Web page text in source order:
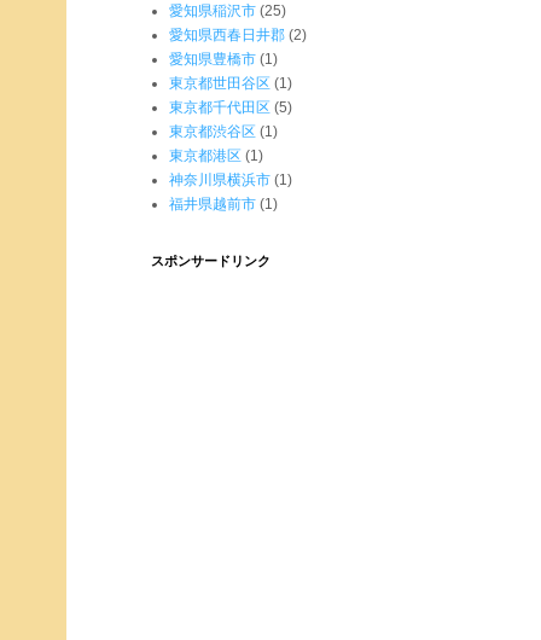
愛知県稲沢市 (25)
愛知県西春日井郡 (2)
愛知県豊橋市 (1)
東京都世田谷区 (1)
東京都千代田区 (5)
東京都渋谷区 (1)
東京都港区 (1)
神奈川県横浜市 (1)
福井県越前市 (1)
スポンサードリンク